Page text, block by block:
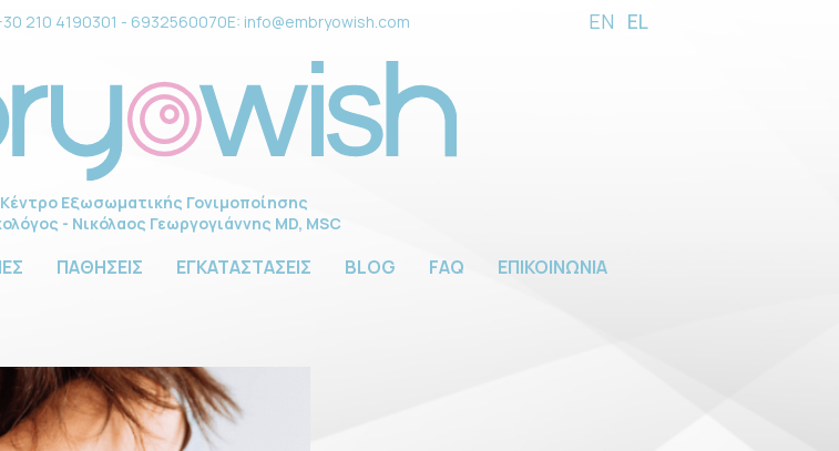
210 4190301 - 6932560070E: info@embryowish.com EN EL
Κέντρο Εξωσωματικής Γονιμοποίησης
- Νικόλαος Γεωργογιάννης MD, MSC
ΠΑΘΗΣΕΙΣ ΕΓΚΑΤΑΣΤΑΣΕΙΣ BLOG FAQ ΕΠΙΚΟΙΝΩΝΙΑ